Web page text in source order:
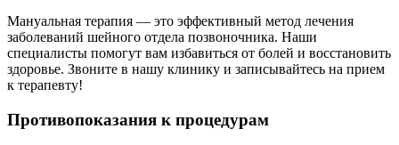
Мануальная терапия — это эффективный метод лечения
заболеваний шейного отдела позвоночника. Наши
специалисты помогут вам избавиться от болей и восстановить
здоровье. Звоните в нашу клинику и записывайтесь на прием
к терапевту!
Противопоказания к процедурам